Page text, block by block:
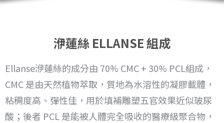
洢蓮絲 ELLANSE 組成
Ellanse洢蓮絲的成分由 70% CMC + 30% PCL組成，
CMC 是由天然植物萃取，質地為水溶性的凝膠載體，
粘稠度高、彈性佳，用於填補雕塑五官效果近似玻尿
酸；後者 PCL 是能被人體完全吸收的醫療級聚合物，